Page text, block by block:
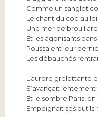
Comme un sanglot
Le chant du coq au
Une mer de
Et les agonisants
Poussaient leur
Les débauchés
L’aurore grelottante
S’avançait lentement
Et le sombre Paris,
Empoignait ses